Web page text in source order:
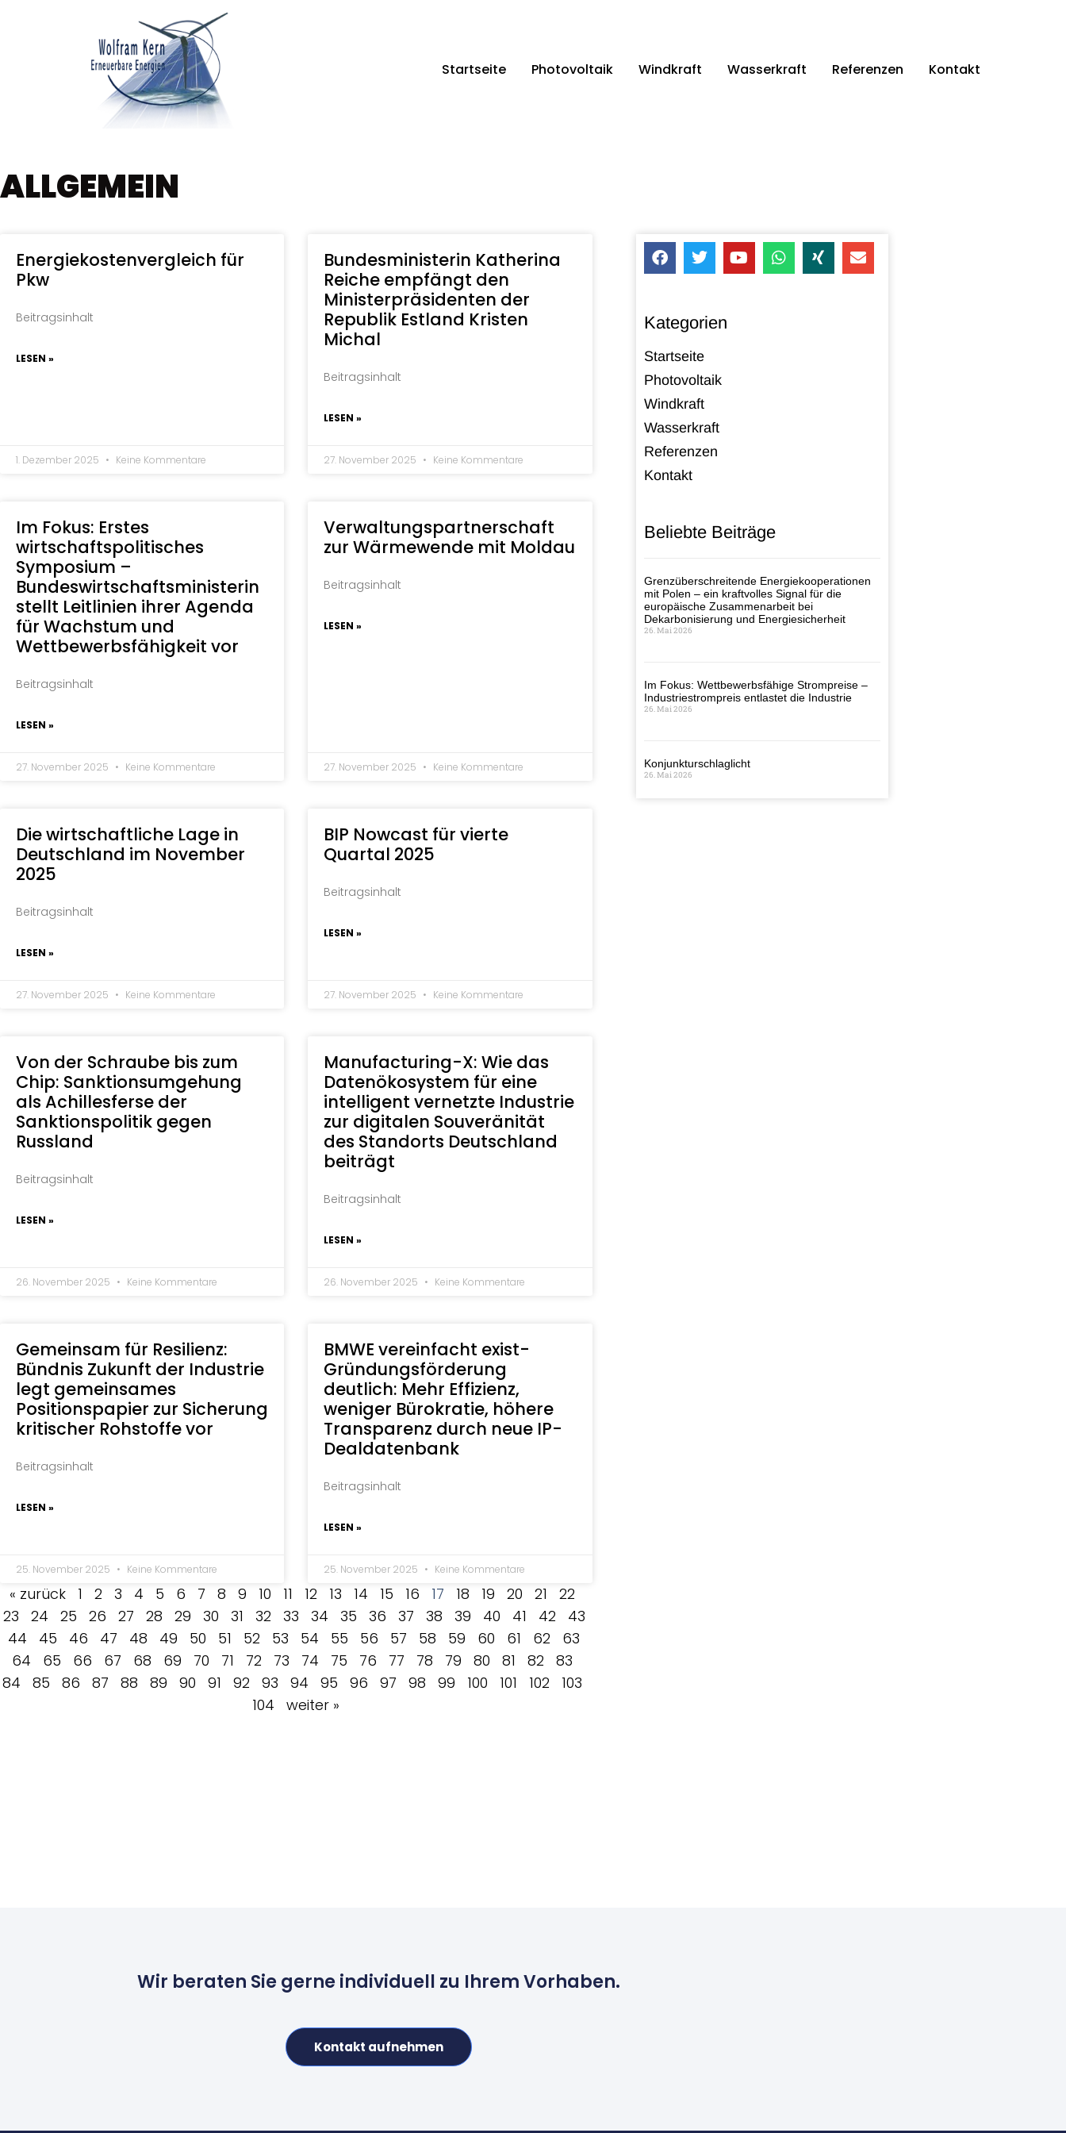
Startseite Photovoltaik Windkraft Wasserkraft Referenzen Kontakt
ALLGEMEIN
Energiekostenvergleich für
Pkw
Beitragsinhalt
LESEN »
1. Dezember 2025 Keine Kommentare
Bundesministerin Katherina
Reiche empfängt den
Ministerpräsidenten der
Republik Estland Kristen
Michal
Beitragsinhalt
LESEN »
27. November 2025 Keine Kommentare
Im Fokus: Erstes
wirtschaftspolitisches
Symposium –
Bundeswirtschaftsministerin
stellt Leitlinien ihrer Agenda
für Wachstum und
Wettbewerbsfähigkeit vor
Beitragsinhalt
LESEN »
27. November 2025 Keine Kommentare
Verwaltungspartnerschaft
zur Wärmewende mit Moldau
Beitragsinhalt
LESEN »
27. November 2025 Keine Kommentare
Die wirtschaftliche Lage in
Deutschland im November
2025
Beitragsinhalt
LESEN »
27. November 2025 Keine Kommentare
BIP Nowcast für vierte
Quartal 2025
Beitragsinhalt
LESEN »
27. November 2025 Keine Kommentare
Von der Schraube bis zum
Chip: Sanktionsumgehung
als Achillesferse der
Sanktionspolitik gegen
Russland
Beitragsinhalt
LESEN »
26. November 2025 Keine Kommentare
Manufacturing-X: Wie das
Datenökosystem für eine
intelligent vernetzte Industrie
zur digitalen Souveränität
des Standorts Deutschland
beiträgt
Beitragsinhalt
LESEN »
26. November 2025 Keine Kommentare
Gemeinsam für Resilienz:
Bündnis Zukunft der Industrie
legt gemeinsames
Positionspapier zur Sicherung
kritischer Rohstoffe vor
Beitragsinhalt
LESEN »
25. November 2025 Keine Kommentare
BMWE vereinfacht exist-
Gründungsförderung
deutlich: Mehr Effizienz,
weniger Bürokratie, höhere
Transparenz durch neue IP-
Dealdatenbank
Beitragsinhalt
LESEN »
25. November 2025 Keine Kommentare
« zurück 1 2 3 4 5 6 7 8 9 10 11 12 13 14 15 16 17 18 19 20 21
22
23
24 25 26 27 28 29 30 31 32 33 34 35 36 37 38 39 40 41 42
43
44
45 46 47 48 49 50 51 52 53 54 55 56 57 58 59 60 61 62
63
64
65 66 67 68 69 70 71 72 73 74 75 76 77 78 79 80 81 82
83
84
85 86 87 88 89 90 91 92 93 94 95 96 97 98 99 100 101 102
103
104
weiter »
Kategorien
Startseite
Photovoltaik
Windkraft
Wasserkraft
Referenzen
Kontakt
Beliebte Beiträge
Grenzüberschreitende Energiekooperationen
mit Polen – ein kraftvolles Signal für die
europäische Zusammenarbeit bei
Dekarbonisierung und Energiesicherheit
26. Mai 2026
Im Fokus: Wettbewerbsfähige Strompreise –
Industriestrompreis entlastet die Industrie
26. Mai 2026
Konjunkturschlaglicht
26. Mai 2026
Wir beraten Sie gerne individuell zu Ihrem Vorhaben.
Kontakt aufnehmen